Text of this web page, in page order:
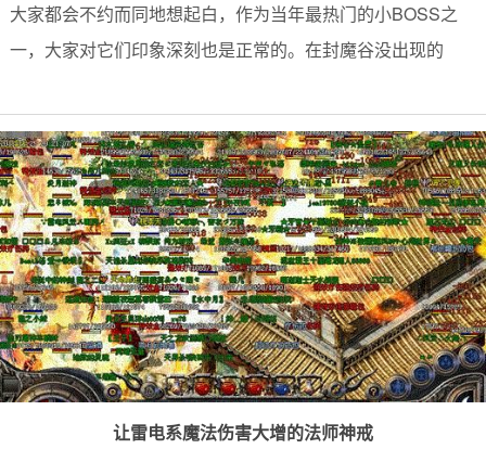
大家都会不约而同地想起白，作为当年最热门的小BOSS之
一，大家对它们印象深刻也是正常的。在封魔谷没出现的
让雷电系魔法伤害大增的法师神戒